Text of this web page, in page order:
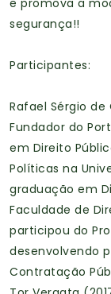
e promova a
segurança!!
Participantes:
Rafael Sérgio de
Fundador do
em Direito
Políticas na
graduação em
Faculdade de
participou do
desenvolvendo
Contratação